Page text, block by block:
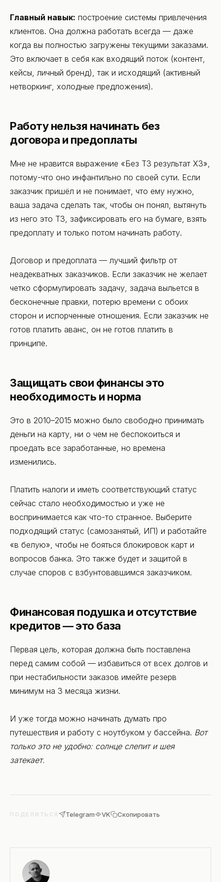
Главный навык: построение системы привлечения
клиентов. Она должна работать всегда — даже
когда вы полностью загружены текущими заказами.
Это включает в себя как входящий поток (контент,
кейсы, личный бренд), так и исходящий (активный
нетворкинг, холодные предложения).
Работу нельзя начинать без
договора и предоплаты
Мне не нравится выражение «Без ТЗ результат ХЗ»,
потому-что оно инфантильно по своей сути. Если
заказчик пришёл и не понимает, что ему нужно,
ваша задача сделать так, чтобы он понял, вытянуть
из него это ТЗ, зафиксировать его на бумаге, взять
предоплату и только потом начинать работу.
Договор и предоплата — лучший фильтр от
неадекватных заказчиков. Если заказчик не желает
четко сформулировать задачу, задача выльется в
бесконечные правки, потерю времени с обоих
сторон и испорченные отношения. Если заказчик не
готов платить аванс, он не готов платить в
принципе.
Защищать свои финансы это
необходимость и норма
Это в 2010–2015 можно было свободно принимать
деньги на карту, ни о чем не беспокоиться и
проедать все заработанные, но времена
изменились.
Платить налоги и иметь соответствующий статус
сейчас стало необходимостью и уже не
воспринимается как что-то странное. Выберите
подходящий статус (самозанятый, ИП) и работайте
«в белую», чтобы не бояться блокировок карт и
вопросов банка. Это также будет и защитой в
случае споров с взбунтовавшимся заказчиком.
Финансовая подушка и отсутствие
кредитов — это база
Первая цель, которая должна быть поставлена
перед самим собой — избавиться от всех долгов и
при нестабильности заказов имейте резерв
минимум на 3 месяца жизни.
И уже тогда можно начинать думать про
путешествия и работу с ноутбуком у бассейна. Вот
только это не удобно: солнце слепит и шея
затекает.
ПОДЕЛИТЬСЯ Telegram VK Скопировать